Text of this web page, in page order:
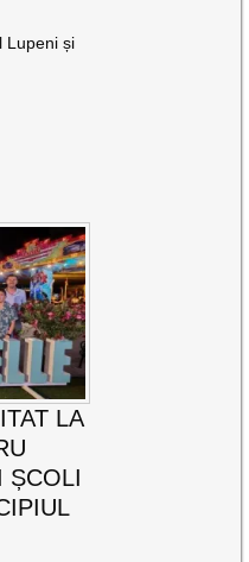
Lupeni și
LA
ȘCOLI